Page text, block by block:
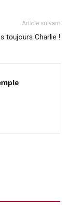
Article suivant
toujours Charlie !